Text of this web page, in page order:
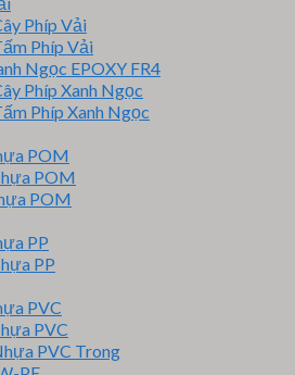
Phíp Vải
Phíp Vải
Ngọc EPOXY FR4
Phíp Xanh Ngọc
Phíp Xanh Ngọc
POM
POM
POM
PP
PP
PVC
PVC
PVC Trong